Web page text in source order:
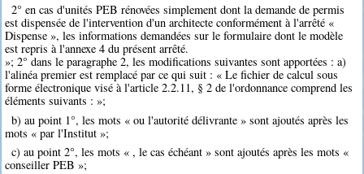
2° en cas d'unités PEB rénovées simplement dont la demande de permis
est dispensée de l'intervention d'un architecte conformément à l'arrêté «
Dispense », les informations demandées sur le formulaire dont le modèle
est repris à l'annexe 4 du présent arrêté.
»; 2° dans le paragraphe 2, les modifications suivantes sont apportées : a)
l'alinéa premier est remplacé par ce qui suit : « Le fichier de calcul sous
forme électronique visé à l'article 2.2.11, § 2 de l'ordonnance comprend les
éléments suivants : »;
b) au point 1°, les mots « ou l'autorité délivrante » sont ajoutés après les
mots « par l'Institut »;
c) au point 2°, les mots « , le cas échéant » sont ajoutés après les mots «
conseiller PEB »;